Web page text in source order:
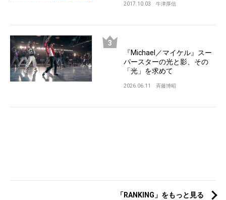
2017.10.03 牛津厚信
『Michael／マイケル』スー
パースターの光と影、その
「光」を求めて
2026.06.11 斉藤博昭
「RANKING」をもっと見る